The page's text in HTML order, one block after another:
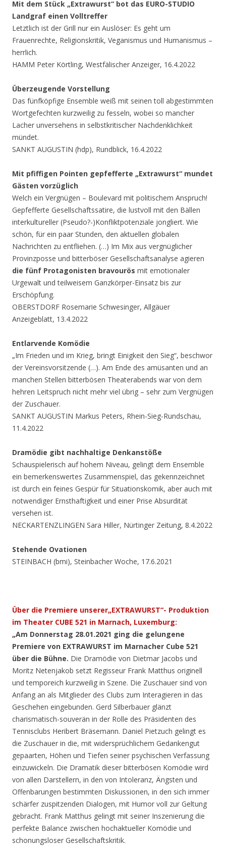
Mit dem Stück „Extrawurst“ bot das EURO-STUDIO
Landgraf einen Volltreffer
Letztlich ist der Grill nur ein Auslöser: Es geht um
Frauenrechte, Religionskritik, Veganismus und Humanismus –
herrlich.
HAMM Peter Körtling, Westfälischer Anzeiger, 16.4.2022
Überzeugende Vorstellung
Das fünfköpfige Ensemble weiß mit seinen toll abgestimmten
Wortgefechten kurzweilig zu fesseln, wobei so mancher
Lacher unversehens in selbstkritischer Nachdenklichkeit
mündet.
SANKT AUGUSTIN (hdp), Rundblick, 16.4.2022
Mit pfiffigen Pointen gepfefferte „Extrawurst“ mundet
Gästen vorzüglich
Welch ein Vergnügen – Boulevard mit politischem Anspruch!
Gepfefferte Gesellschaftssatire, die lustvoll mit den Bällen
interkultureller (Pseudo?-)Konfliktpotenziale jongliert. Wie
schön, für ein paar Stunden, den aktuellen globalen
Nachrichten zu entfliehen. (…) Im Mix aus vergnüglicher
Provinzposse und bitterböser Gesellschaftsanalyse agieren
die fünf Protagonisten bravourös mit emotionaler
Urgewalt und teilweisem Ganzkörper-Einsatz bis zur
Erschöpfung.
OBERSTDORF Rosemarie Schwesinger, Allgäuer
Anzeigeblatt, 13.4.2022
Entlarvende Komödie
„Im Frieden und im Krieg, bringt Einigkeit den Sieg“, beschwor
der Vereinsvorsitzende (…). Am Ende des amüsanten und an
manchen Stellen bitterbösen Theaterabends war von dem
hehren Leitspruch nicht mehr viel übrig – sehr zum Vergnügen
der Zuschauer.
SANKT AUGUSTIN Markus Peters, Rhein-Sieg-Rundschau,
11.4.2022
Dramödie gibt nachhaltige Denkanstöße
Schauspielerisch auf hohem Niveau, gelingt dem Ensemble
ein bemerkenswertes Zusammenspiel, das gekennzeichnet
ist durch ein feines Gespür für Situationskomik, aber auch mit
notwendiger Ernsthaftigkeit und einer Prise Absurdität
versehen ist.
NECKARTENZLINGEN Sara Hiller, Nürtinger Zeitung, 8.4.2022
Stehende Ovationen
STEINBACH (bmi), Steinbacher Woche, 17.6.2021
Über die Premiere unserer„EXTRAWURST“- Produktion
im Theater CUBE 521 in Marnach, Luxemburg:
„Am Donnerstag 28.01.2021 ging die gelungene
Premiere von EXTRAWURST im Marnacher Cube 521
über die Bühne. Die Dramödie von Dietmar Jacobs und
Moritz Netenjakob setzt Regisseur Frank Matthus originell
und temporeich kurzweilig in Szene. Die Zuschauer sind von
Anfang an als Mitglieder des Clubs zum Interagieren in das
Geschehen eingebunden. Gerd Silberbauer glänzt
charismatisch-souverän in der Rolle des Präsidenten des
Tennisclubs Heribert Bräsemann. Daniel Pietzuch gelingt es
die Zuschauer in die, mit widersprüchlichem Gedankengut
gepaarten, Höhen und Tiefen seiner psychischen Verfassung
einzuwickeln. Die Dramatik dieser bitterbösen Komödie wird
von allen Darstellern, in den von Intoleranz, Ängsten und
Offenbarungen bestimmten Diskussionen, in den sich immer
schärfer zuspitzenden Dialogen, mit Humor voll zur Geltung
gebracht. Frank Matthus gelingt mit seiner Inszenierung die
perfekte Balance zwischen hochaktueller Komödie und
schonungsloser Gesellschaftskritik.